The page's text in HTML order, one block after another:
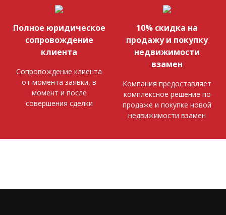
Полное юридическое
сопровождение
клиента
Сопровождение клиента
от момента заявки, в
момент и после
совершения сделки
10% скидка на
продажу и покупку
недвижимости
взамен
Компания предоставляет
комплексное решение по
продаже и покупке новой
недвижимости взамен